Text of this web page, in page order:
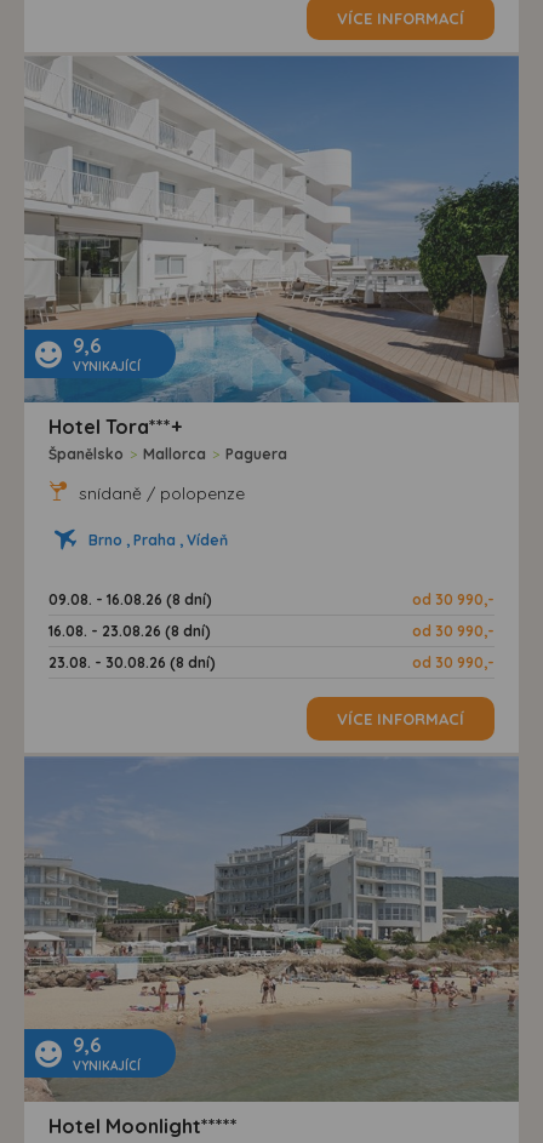
VÍCE INFORMACÍ
9,6
VYNIKAJÍCÍ
Hotel Tora***+
Španělsko > Mallorca > Paguera
snídaně / polopenze
Brno , Praha , Vídeň
09.08. - 16.08.26 (8 dní)
od 30 990,-
16.08. - 23.08.26 (8 dní)
od 30 990,-
23.08. - 30.08.26 (8 dní)
od 30 990,-
VÍCE INFORMACÍ
9,6
VYNIKAJÍCÍ
Hotel Moonlight*****